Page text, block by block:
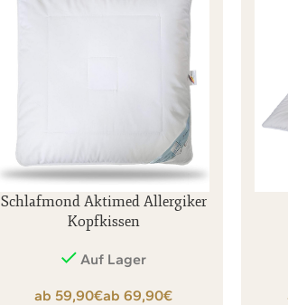
Schlafmond Aktimed Allergiker
Kopfkissen
Auf Lager
€ €